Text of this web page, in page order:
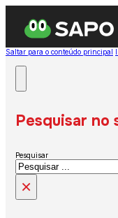
Saltar para o conteúdo principal
Pesquisar no
Pesquisar
×